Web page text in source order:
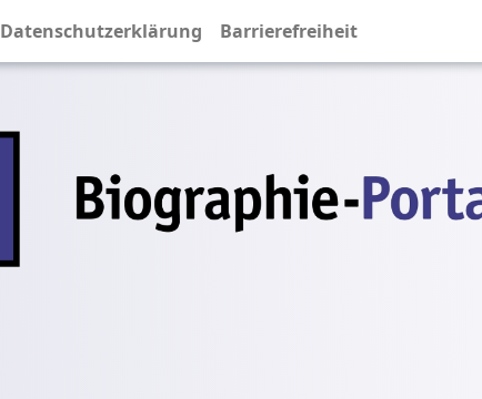
Datenschutzerklärung Barrierefreiheit